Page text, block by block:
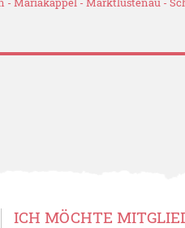
ICH MÖCHTE